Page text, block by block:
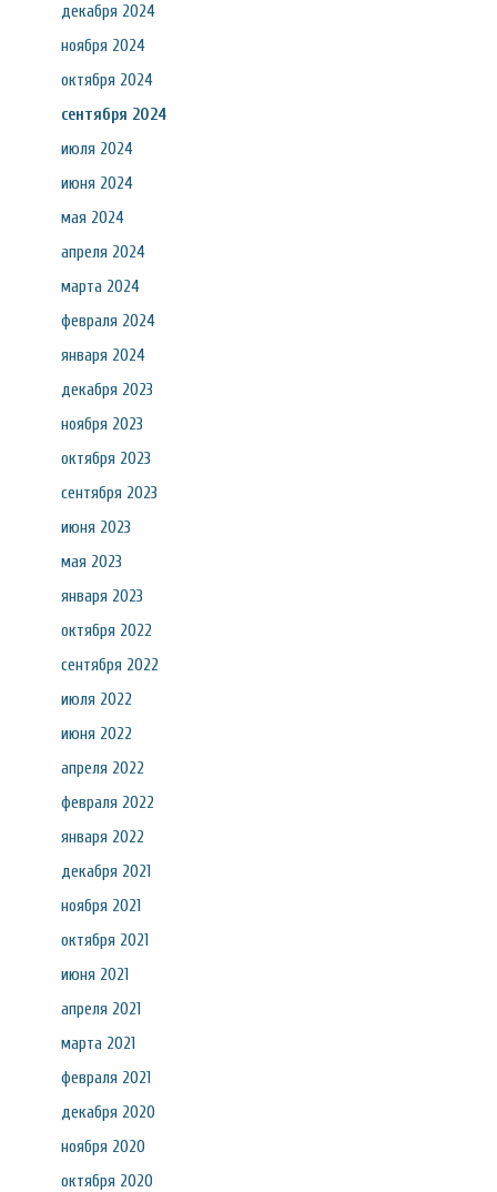
декабря 2024
ноября 2024
октября 2024
сентября 2024
июля 2024
июня 2024
мая 2024
апреля 2024
марта 2024
февраля 2024
января 2024
декабря 2023
ноября 2023
октября 2023
сентября 2023
июня 2023
мая 2023
января 2023
октября 2022
сентября 2022
июля 2022
июня 2022
апреля 2022
февраля 2022
января 2022
декабря 2021
ноября 2021
октября 2021
июня 2021
апреля 2021
марта 2021
февраля 2021
декабря 2020
ноября 2020
октября 2020